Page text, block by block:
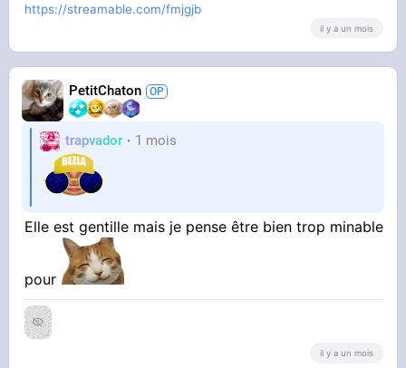
https://streamable.com/fmjgjb
il y a un mois
PetitChaton
trapvador 1 mois
Elle est gentille mais je pense être bien trop minable
pour
il y a un mois